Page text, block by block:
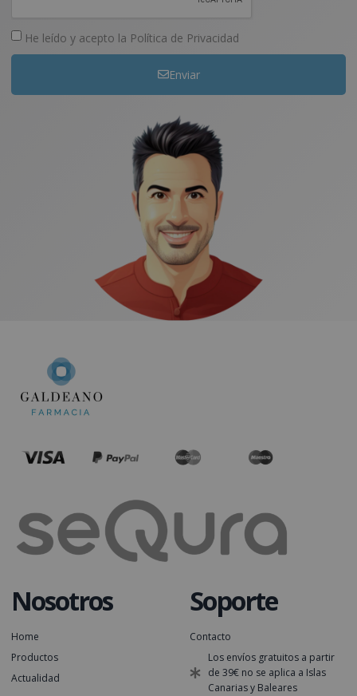
He leído y acepto la Política de Privacidad
Enviar
Nosotros
Home
Productos
Actualidad
Soporte
Contacto
Los envíos gratuitos a partir
de 39€ no se aplica a Islas
Canarias y Baleares